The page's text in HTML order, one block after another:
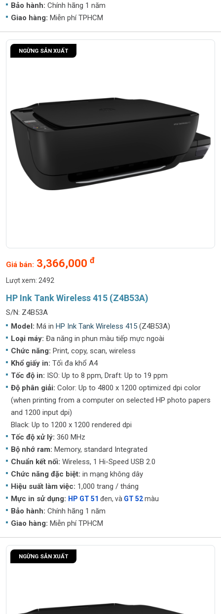
Bảo hành: Chính hãng 1 năm
Giao hàng: Miễn phí TPHCM
NGỪNG SẢN XUẤT
HP Ink Tank Wireless 415 (Z4B53A)
S/N: Z4B53A
Model: Má in HP Ink Tank Wireless 415 (Z4B53A)
Loại máy: Đa năng in phun màu tiếp mực ngoài
Chức năng: Print, copy, scan, wireless
Khổ giấy in: Tối đa khổ A4
Tốc độ in: ISO: Up to 8 ppm, Draft: Up to 19 ppm
Độ phân giải: Color: Up to 4800 x 1200 optimized dpi color
(when printing from a computer on selected HP photo papers
and 1200 input dpi)
Black: Up to 1200 x 1200 rendered dpi
Tốc độ xử lý: 360 MHz
Bộ nhớ ram: Memory, standard Integrated
Chuẩn kết nối: Wireless, 1 Hi-Speed USB 2.0
Chức năng đặc biệt: in mạng không dây
Hiệu suất làm việc: 1,000 trang / tháng
Mực in sử dụng: HP GT 51 đen, và GT 52màu
Bảo hành: Chính hãng 1 năm
Giao hàng: Miễn phí TPHCM
Giá bán: 3,366,000 đ
Lượt xem: 2492
NGỪNG SẢN XUẤT